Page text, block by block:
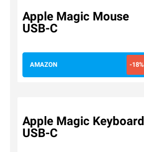
Apple Magic Mouse
USB-C
AMAZON -18%
Apple Magic Keyboard
USB-C